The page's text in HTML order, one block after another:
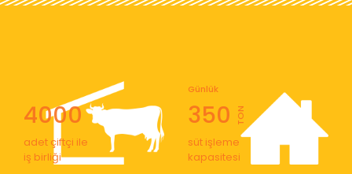
4000
adet çiftçi ile
iş birliği
350
Günlük
TON
süt işleme
kapasitesi